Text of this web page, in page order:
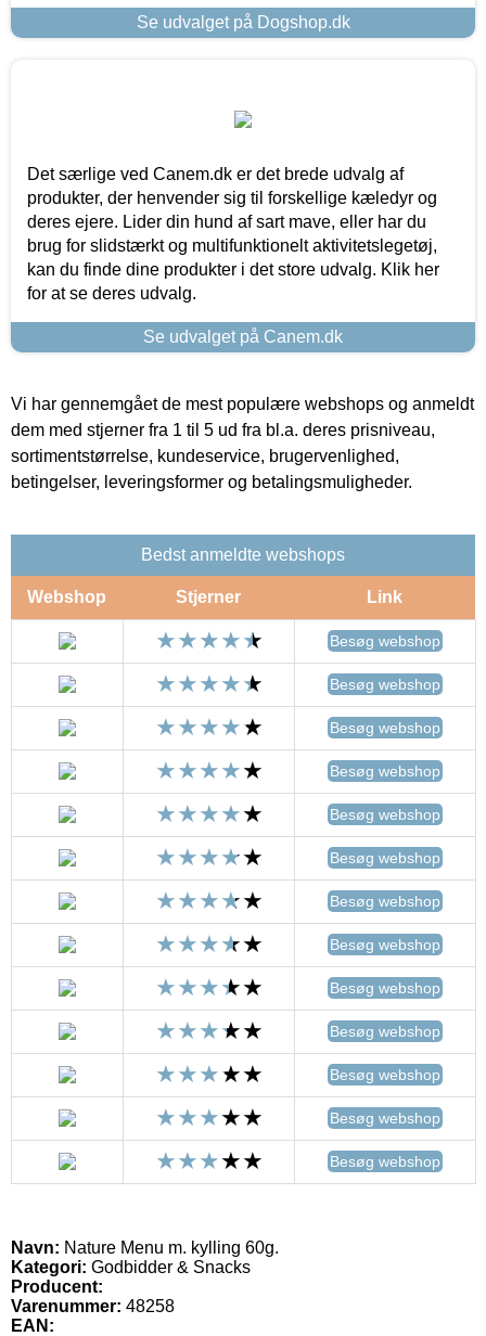
Se udvalget på Dogshop.dk
Det særlige ved Canem.dk er det brede udvalg af
produkter, der henvender sig til forskellige kæledyr og
deres ejere. Lider din hund af sart mave, eller har du
brug for slidstærkt og multifunktionelt aktivitetslegetøj,
kan du finde dine produkter i det store udvalg. Klik her
for at se deres udvalg.
Se udvalget på Canem.dk
Vi har gennemgået de mest populære webshops og anmeldt
dem med stjerner fra 1 til 5 ud fra bl.a. deres prisniveau,
sortimentstørrelse, kundeservice, brugervenlighed,
betingelser, leveringsformer og betalingsmuligheder.
Bedst anmeldte webshops
Webshop Stjerner Link
Besøg webshop
Besøg webshop
Besøg webshop
Besøg webshop
Besøg webshop
Besøg webshop
Besøg webshop
Besøg webshop
Besøg webshop
Besøg webshop
Besøg webshop
Besøg webshop
Besøg webshop
Navn: Nature Menu m. kylling 60g.
Kategori: Godbidder & Snacks
Producent:
Varenummer: 48258
EAN: